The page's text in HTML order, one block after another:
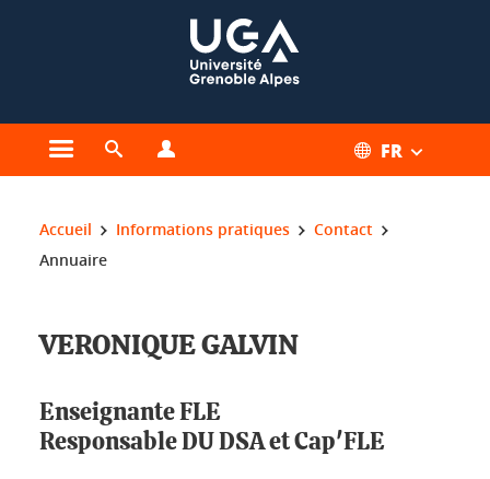
Ouvrir le menu principal
Ouvrir le moteur de recherche FR
Vous êtes ici :
Accueil Informations pratiques
Contact
Annuaire
VERONIQUE GALVIN
Enseignante FLE
Responsable DU DSA et Cap'FLE